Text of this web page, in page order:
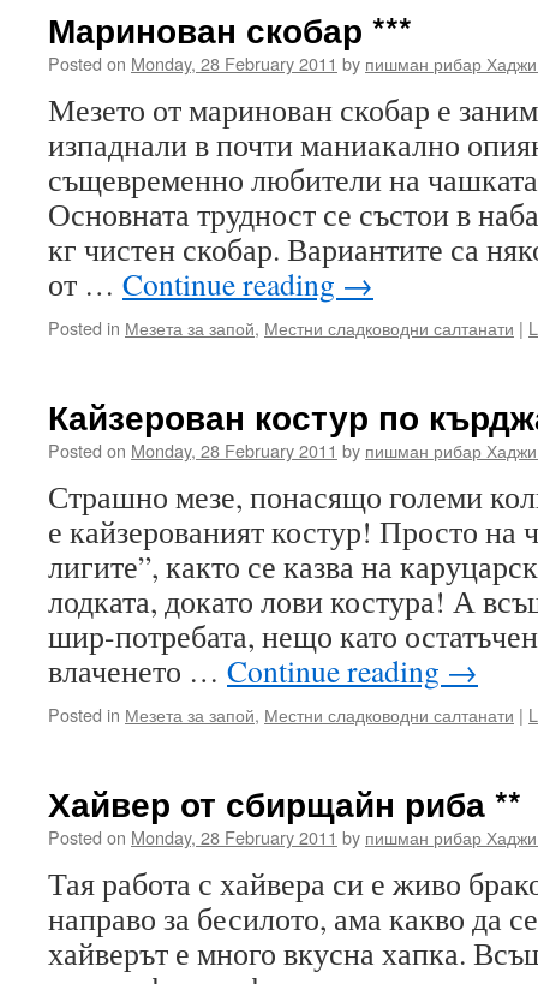
Маринован скобар ***
Posted on Monday, 28 February 2011 by пишман рибар
Мезето от маринован скобар е
изпаднали в почти маниакално
същевременно любители на
Основната трудност се състои в
кг чистен скобар. Вариантите са
от … Continue reading →
Posted in Мезета за запой, Местни сладководни салтанати |
Кайзерован костур по
Posted on Monday, 28 February 2011 by пишман рибар
Страшно мезе, понасящо големи
е кайзерованият костур! Просто на
лигите”, както се казва на
лодката, докато лови костура! А
шир-потребата, нещо като
влаченето … Continue reading →
Posted in Мезета за запой, Местни сладководни салтанати |
Хайвер от сбирщайн риба **
Posted on Monday, 28 February 2011 by пишман рибар
Тая работа с хайвера си е живо
направо за бесилото, ама какво да
хайверът е много вкусна хапка.